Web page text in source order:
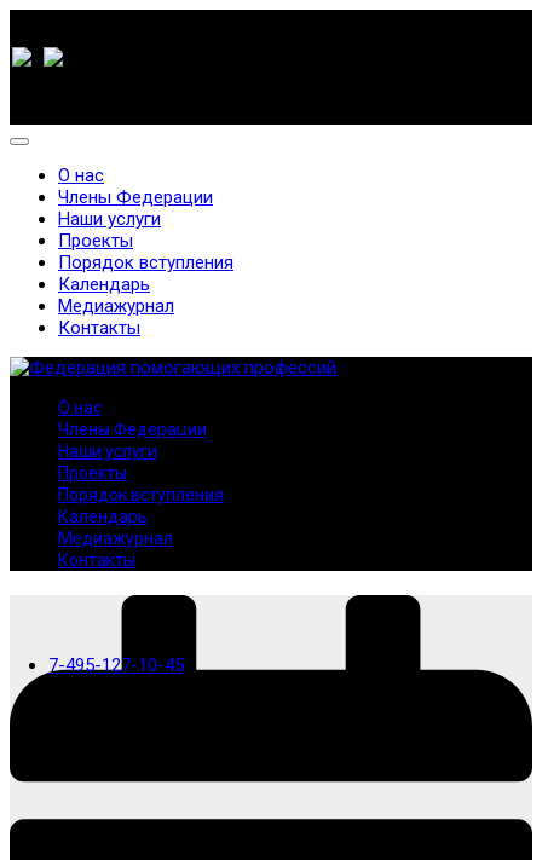
7-495-127-10-45
О нас
Члены Федерации
Наши услуги
Проекты
Порядок вступления
Календарь
Медиажурнал
Контакты
О нас
Члены Федерации
Наши услуги
Проекты
Порядок вступления
Календарь
Медиажурнал
Контакты